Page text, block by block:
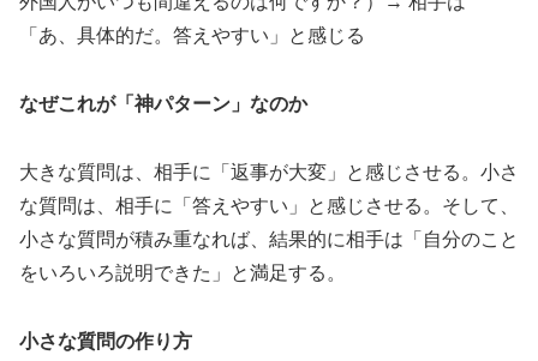
「あ、具体的だ。答えやすい」と感じる
なぜこれが「神パターン」なのか
大きな質問は、相手に「返事が大変」と感じさせる。小さ
な質問は、相手に「答えやすい」と感じさせる。そして、
小さな質問が積み重なれば、結果的に相手は「自分のこと
をいろいろ説明できた」と満足する。
小さな質問の作り方